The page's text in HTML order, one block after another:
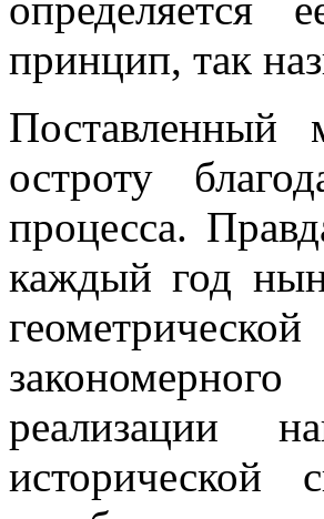
принцип, так
Поставленный
остроту
процесса.
каждый год
реализации
исторической